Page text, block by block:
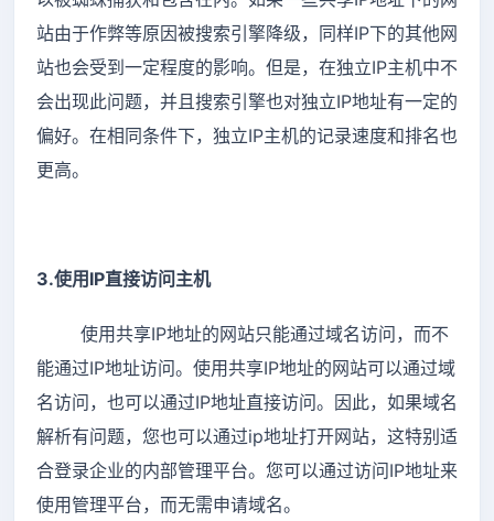
站由于作弊等原因被搜索引擎降级，同样IP下的其他网
站也会受到一定程度的影响。但是，在独立IP主机中不
会出现此问题，并且搜索引擎也对独立IP地址有一定的
偏好。在相同条件下，独立IP主机的记录速度和排名也
更高。
3.使用IP直接访问主机
使用共享IP地址的网站只能通过域名访问，而不
能通过IP地址访问。使用共享IP地址的网站可以通过域
名访问，也可以通过IP地址直接访问。因此，如果域名
解析有问题，您也可以通过ip地址打开网站，这特别适
合登录企业的内部管理平台。您可以通过访问IP地址来
使用管理平台，而无需申请域名。